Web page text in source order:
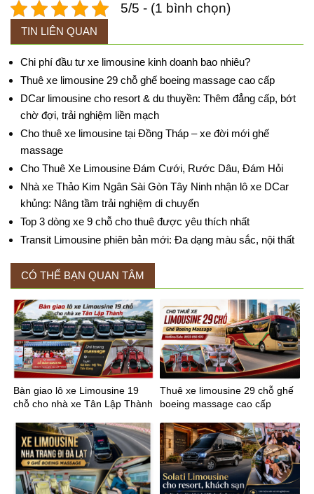
5/5 - (1 bình chọn)
TIN LIÊN QUAN
Chi phí đầu tư xe limousine kinh doanh bao nhiêu?
Thuê xe limousine 29 chỗ ghế boeing massage cao cấp
DCar limousine cho resort & du thuyền: Thêm đẳng cấp, bớt
chờ đợi, trải nghiệm liền mạch
Cho thuê xe limousine tại Đồng Tháp – xe đời mới ghế
massage
Cho Thuê Xe Limousine Đám Cưới, Rước Dâu, Đám Hỏi
Nhà xe Thảo Kim Ngân Sài Gòn Tây Ninh nhận lô xe DCar
khủng: Nâng tầm trải nghiệm di chuyển
Top 3 dòng xe 9 chỗ cho thuê được yêu thích nhất
Transit Limousine phiên bản mới: Đa dạng màu sắc, nội thất
CÓ THỂ BẠN QUAN TÂM
Bàn giao lô xe Limousine 19
chỗ cho nhà xe Tân Lập Thành
Thuê xe limousine 29 chỗ ghế
boeing massage cao cấp